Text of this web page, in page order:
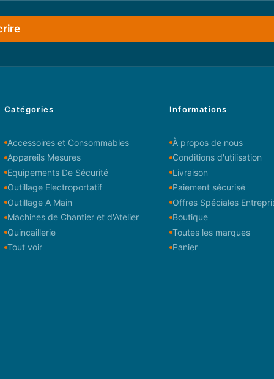
Catégories
Accessoires et Consommables
Appareils Mesures
Equipements De Sécurité
Outillage Electroportatif
Outillage A Main
Machines de Chantier et d'Atelier
Quincaillerie
Tout voir
Informations
À propos de nous
Conditions d'utilisation
Livraison
Paiement sécurisé
Offres Spéciales
Boutique
Toutes les marques
Panier